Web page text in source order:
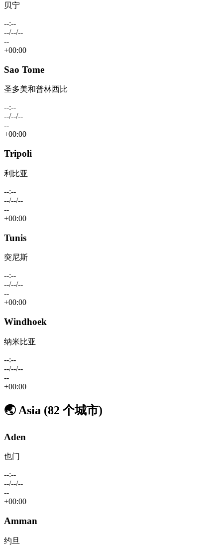
贝宁
--:--
--/--/--
--
+00:00
Sao Tome
圣多美和普林西比
--:--
--/--/--
--
+00:00
Tripoli
利比亚
--:--
--/--/--
--
+00:00
Tunis
突尼斯
--:--
--/--/--
--
+00:00
Windhoek
纳米比亚
--:--
--/--/--
--
+00:00
🌏 Asia (82 个城市)
Aden
也门
--:--
--/--/--
--
+00:00
Amman
约旦